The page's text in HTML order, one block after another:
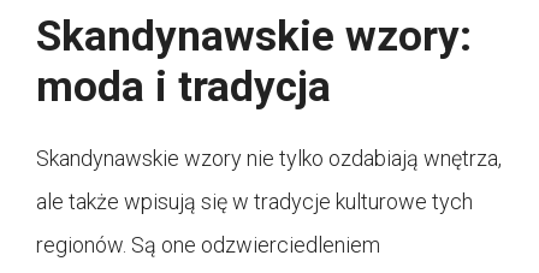
Skandynawskie wzory:
moda i tradycja
Skandynawskie wzory nie tylko ozdabiają wnętrza,
ale także wpisują się w tradycje kulturowe tych
regionów. Są one odzwierciedleniem